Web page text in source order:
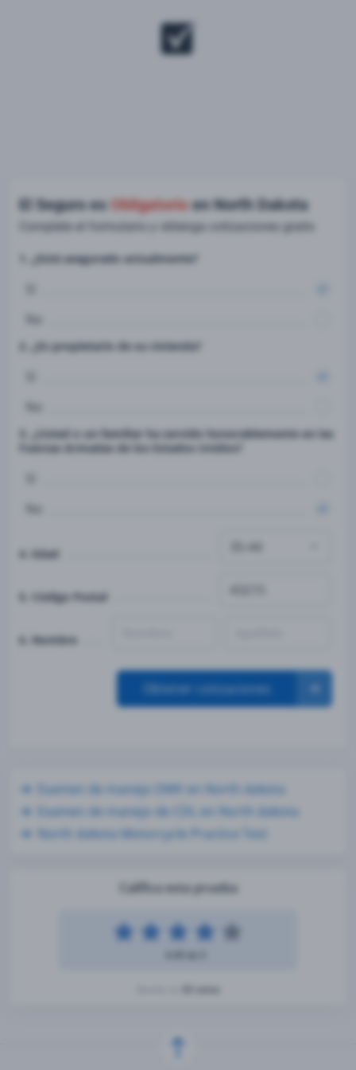
El Seguro es Obligatorioen North Dakota
Complete el formulario y obtenga cotizaciones gratis
1. ¿Está asegurado actualmente?
2. ¿Es propietario de su vivienda?
3. ¿Usted o un familiar ha servido honorablemente en las
Fuerzas Armadas de los Estados Unidos?
4. Edad
5. Código Postal
6. Nombre
Obtener cotizaciones
Califica esta prueba
Examen de manejo DMV en North dakota
Examen de manejo de CDL en North dakota
North dakota Motorcycle Practice Test